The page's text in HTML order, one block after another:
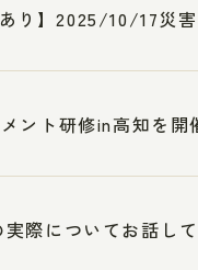
り】2025/10/17災
ト研修in高知を開
際についてお話し